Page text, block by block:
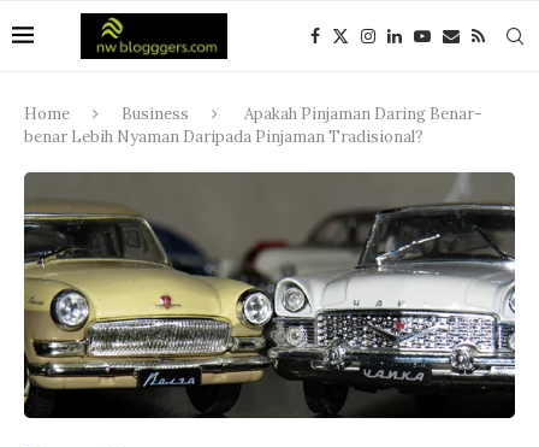
Home Business
Apakah Pinjaman Daring Benar-
benar Lebih Nyaman Daripada Pinjaman Tradisional?